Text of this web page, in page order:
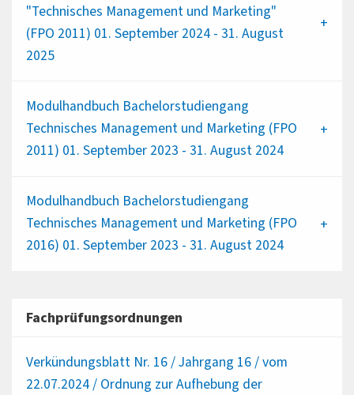
"Technisches Management und Marketing"
(FPO 2011) 01. September 2024 - 31. August
2025
Modulhandbuch Bachelorstudiengang
Technisches Management und Marketing (FPO
2011) 01. September 2023 - 31. August 2024
Modulhandbuch Bachelorstudiengang
Technisches Management und Marketing (FPO
2016) 01. September 2023 - 31. August 2024
Fachprüfungsordnungen
Verkündungsblatt Nr. 16 / Jahrgang 16 / vom
22.07.2024 / Ordnung zur Aufhebung der